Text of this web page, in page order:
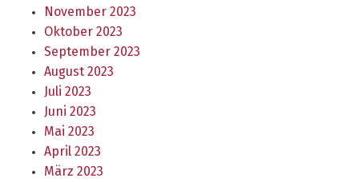
November 2023
Oktober 2023
September 2023
August 2023
Juli 2023
Juni 2023
Mai 2023
April 2023
März 2023